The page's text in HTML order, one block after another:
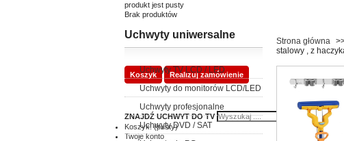
produkt jest pusty
Brak produktów
0,00 zł Dostawa
0,00 zł Razem
Koszyk Realizuj zamówienie
ZNAJDŹ UCHWYT DO TV
SZUKAJ
Koszyk:(pusty)
Twoje konto
Uchwyty uniwersalne
Uchwyty TV LCD / LED
Uchwyty do monitorów LCD/LED
Uchwyty profesjonalne
Uchwyty DVD / SAT
Strona główna
stalowy , z